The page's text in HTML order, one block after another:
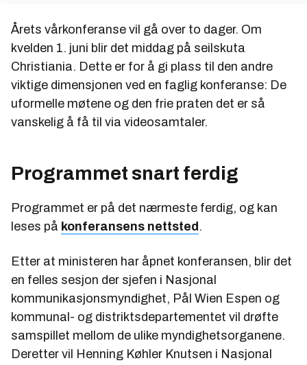
Årets vårkonferanse vil gå over to dager. Om
kvelden 1. juni blir det middag på seilskuta
Christiania. Dette er for å gi plass til den andre
viktige dimensjonen ved en faglig konferanse: De
uformelle møtene og den frie praten det er så
vanskelig å få til via videosamtaler.
Programmet snart ferdig
Programmet er på det nærmeste ferdig, og kan
leses på konferansens nettsted .
Etter at ministeren har åpnet konferansen, blir det
en felles sesjon der sjefen i Nasjonal
kommunikasjonsmyndighet, Pål Wien Espen og
kommunal- og distriktsdepartementet vil drøfte
samspillet mellom de ulike myndighetsorganene.
Deretter vil Henning Køhler Knutsen i Nasjonal